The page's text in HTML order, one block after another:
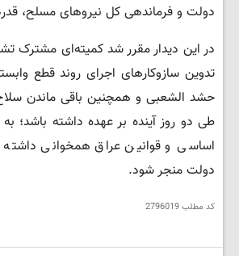
دولت و فرماندهی کل نیروهای مسلح،
در این دیدار مقرر شد کمیته‌ای مشترک
تدوین سازوکارهای اجرای روند قطع
‌حشد الشعبی و همچنین باقی ماندن سلاح
طی دو روز آینده بر عهده داشته باشد؛ به
اساسی و قوانین عراق همخوانی داشته
دولت منجر شود.
کد مطلب2796019